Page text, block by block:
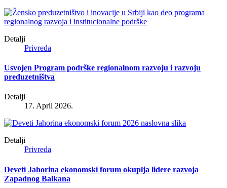
Detalji
Privreda
Usvojen Program podrške regionalnom razvoju i razvoju
preduzetništva
Detalji
17. April 2026.
Detalji
Privreda
Deveti Jahorina ekonomski forum okuplja lidere razvoja
Zapadnog Balkana